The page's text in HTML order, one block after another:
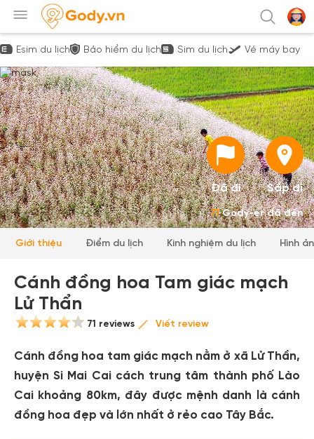
Esim du lịch Bảo hiểm du lịch Sim du lịch Vé máy bay
Đã đi Sắp đi
71Gody-er đã đến
Giới thiệu Điểm du lịch Kinh nghiệm du lịch Hình
Cánh đồng hoa Tam giác mạch
Lử Thẩn
71 reviews Viết review
Cánh đồng hoa tam giác mạch nằm ở xã Lử Thần,
huyện Si Mai Cai cách trung tâm thành phố Lào
Cai khoảng 80km, đây được mệnh danh là cánh
đồng hoa đẹp và lớn nhất ở rẻo cao Tây Bắc.